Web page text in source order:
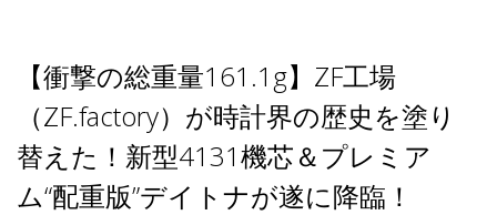
【衝撃の総重量161.1g】ZF工場
（ZF.factory）が時計界の歴史を塗り
替えた！新型4131機芯＆プレミア
ム“配重版”デイトナが遂に降臨！